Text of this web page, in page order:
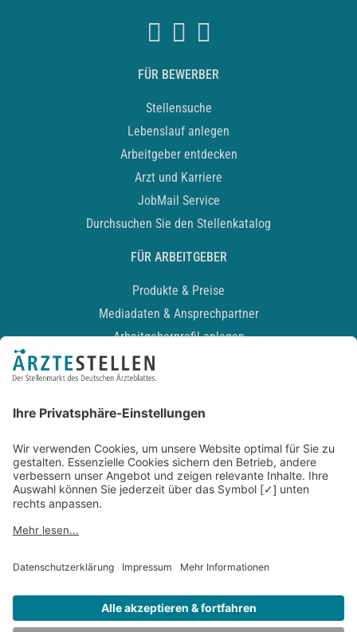
FÜR BEWERBER
Stellensuche
Lebenslauf anlegen
Arbeitgeber entdecken
Arzt und Karriere
JobMail Service
Durchsuchen Sie den Stellenkatalog
FÜR ARBEITGEBER
Produkte & Preise
Mediadaten & Ansprechpartner
Arbeitgeberprofil anlegen
Recruiting-Podcast
Kontakt
Datenschutz
Newsletter